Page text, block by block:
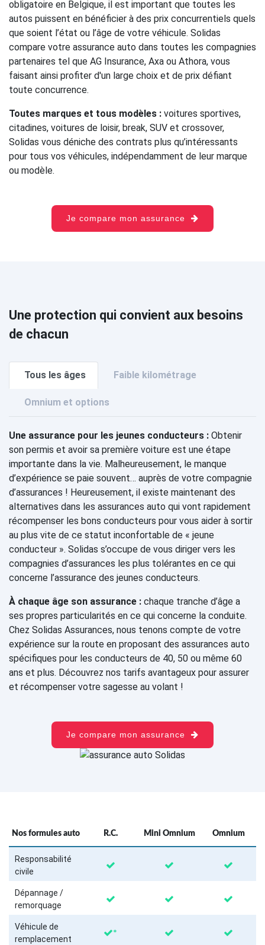
obligatoire en Belgique, il est important que toutes les
autos puissent en bénéficier à des prix concurrentiels quels
que soient l’état ou l’âge de votre véhicule. Solidas
compare votre assurance auto dans toutes les compagnies
partenaires tel que AG Insurance, Axa ou Athora, vous
faisant ainsi profiter d'un large choix et de prix défiant
toute concurrence.
Toutes marques et tous modèles : voitures sportives,
citadines, voitures de loisir, break, SUV et crossover,
Solidas vous déniche des contrats plus qu’intéressants
pour tous vos véhicules, indépendamment de leur marque
ou modèle.
Je compare mon assurance
Une protection qui convient aux besoins
de chacun
Tous les âges Faible kilométrage
Omnium et options
Une assurance pour les jeunes conducteurs : Obtenir
son permis et avoir sa première voiture est une étape
importante dans la vie. Malheureusement, le manque
d’expérience se paie souvent… auprès de votre compagnie
d’assurances ! Heureusement, il existe maintenant des
alternatives dans les assurances auto qui vont rapidement
récompenser les bons conducteurs pour vous aider à sortir
au plus vite de ce statut inconfortable de « jeune
conducteur ». Solidas s’occupe de vous diriger vers les
compagnies d’assurances les plus tolérantes en ce qui
concerne l’assurance des jeunes conducteurs.
À chaque âge son assurance : chaque tranche d’âge a
ses propres particularités en ce qui concerne la conduite.
Chez Solidas Assurances, nous tenons compte de votre
expérience sur la route en proposant des assurances auto
spécifiques pour les conducteurs de 40, 50 ou même 60
ans et plus. Découvrez nos tarifs avantageux pour assurer
et récompenser votre sagesse au volant !
Je compare mon assurance
Nos formules auto R.C. Mini Omnium Omnium
Responsabilité
civile
Dépannage /
remorquage
Véhicule de
remplacement
*